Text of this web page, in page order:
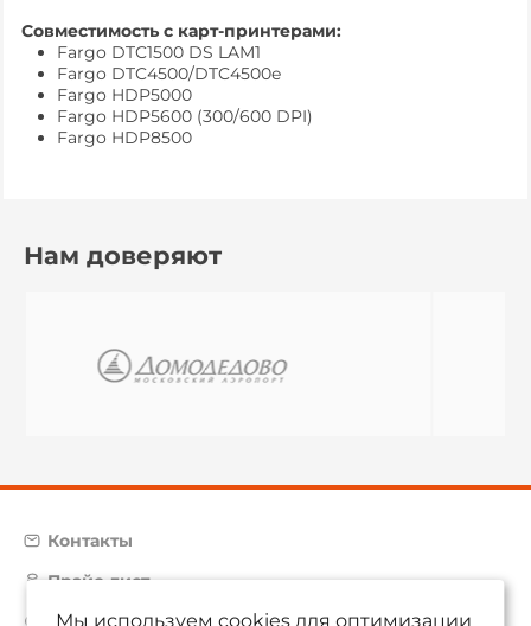
Совместимость с карт-принтерами:
Fargo DTC1500 DS LAM1
Fargo DTC4500/DTC4500e
Fargo HDP5000
Fargo HDP5600 (300/600 DPI)
Fargo HDP8500
Нам доверяют
Контакты
Прайс-лист
Мы используем cookies для оптимизации